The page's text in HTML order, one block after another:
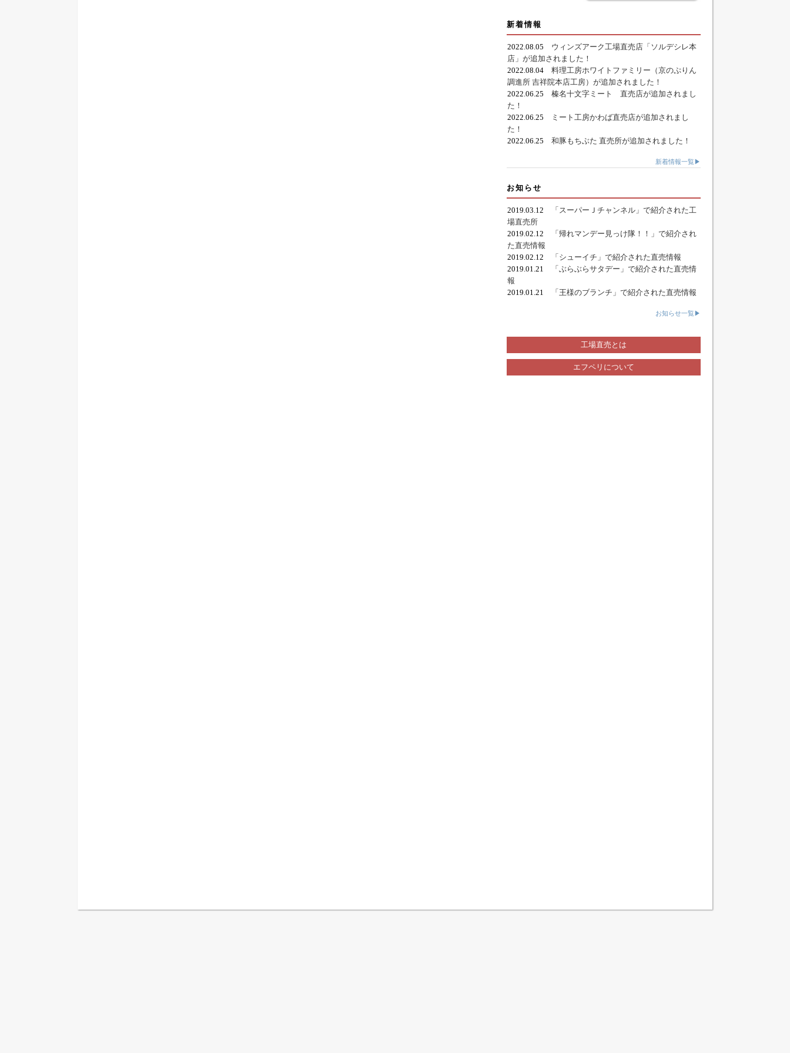
新着情報
2022.08.05 ウィンズアーク工場直売店「ソルデシレ本
店」が追加されました！
2022.08.04 料理工房ホワイトファミリー（京のぷりん
調進所 吉祥院本店工房）が追加されました！
2022.06.25 榛名十文字ミート 直売店が追加されまし
た！
2022.06.25
ミート工房かわば直売店が追加されまし
た！
2022.06.25 和豚もちぶた 直売所が追加されました！
新着情報一覧▶
お知らせ
2019.03.12
「スーパーＪチャンネル」で紹介された工
場直売所
2019.02.12
「帰れマンデー見っけ隊！！」で紹介され
た直売情報
2019.02.12
「シューイチ」で紹介された直売情報
2019.01.21
「ぶらぶらサタデー」で紹介された直売情
報
2019.01.21
「王様のブランチ」で紹介された直売情報
お知らせ一覧▶
工場直売とは
エフペリについて